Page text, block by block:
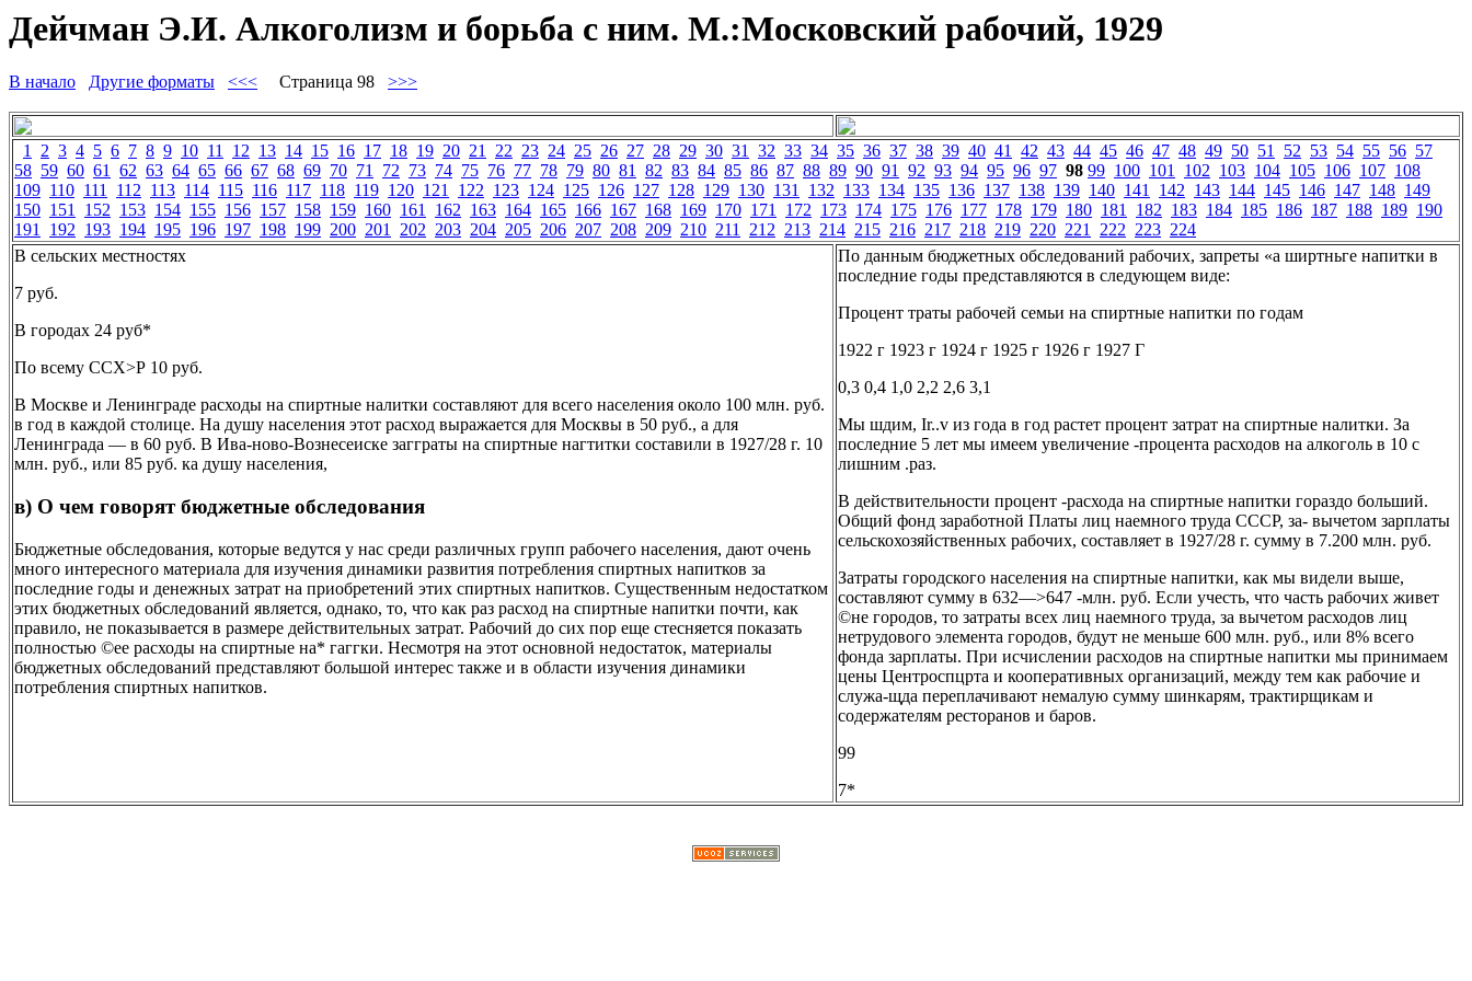
Дейчман Э.И. Алкоголизм и борьба с ним. М.:Московский рабочий, 1929
В начало Другие форматы <<< Страница 98 >>>
1 2 3 4 5 6 7 8 9 10 11 12 13 14 15 16 17 18 19 20 21 22 23 24 25 26 27 28 29 30 31 32 33 34 35 36 37 38 39 40 41 42 43 44 45 46 47 48 49 50 51 52 53 54 55 56 57
58 59 60 61 62 63 64 65 66 67 68 69 70 71 72 73 74 75 76 77 78 79 80 81 82 83 84 85 86 87 88 89 90 91 92 93 94 95 96 97 98 99 100 101 102 103 104 105 106 107 108
109 110 111 112 113 114 115 116 117 118 119 120 121 122 123 124 125 126 127 128 129 130 131 132 133 134 135 136 137 138 139 140 141 142 143 144 145 146 147 148 149
150 151 152 153 154 155 156 157 158 159 160 161 162 163 164 165 166 167 168 169 170 171 172 173 174 175 176 177 178 179 180 181 182 183 184 185 186 187 188 189 190
191 192 193 194 195 196 197 198 199 200 201 202 203 204 205 206 207 208 209 210 211 212 213 214 215 216 217 218 219 220 221 222 223 224
В сельских местностях
7 руб.
В городах 24 руб*
По всему ССХ>Р 10 руб.
В Москве и Ленинграде расходы на спиртные налитки составляют для всего населения около 100 млн. руб.
в год в каждой столице. На душу населения этот расход выражается для Москвы в 50 руб., а для
Ленинграда — в 60 руб. В Ива-ново-Вознесеиске загграты на спиртные нагтитки составили в 1927/28 г. 10
млн. руб., или 85 руб. ка душу населения,
в) О чем говорят бюджетные обследования
Бюджетные обследования, которые ведутся у нас среди различных групп рабочего населения, дают очень
много интересного материала для изучения динамики развития потребления спиртных напитков за
последние годы и денежных затрат на приобретений этих спиртных напитков. Существенным недостатком
этих бюджетных обследований является, однако, то, что как раз расход на спиртные напитки почти, как
правило, не показывается в размере действительных затрат. Рабочий до сих пор еще стесняется показать
полностью ©ее расходы на спиртные на* гаггки. Несмотря на этот основной недостаток, материалы
бюджетных обследований представляют большой интерес также и в области изучения динамики
потребления спиртных напитков.
По данным бюджетных обследований рабочих, запреты «а ширтньге напитки в
последние годы представляются в следующем виде:
Процент траты рабочей семьи на спиртные напитки по годам
1922 г 1923 г 1924 г 1925 г 1926 г 1927 Г
0,3 0,4 1,0 2,2 2,6 3,1
Мы шдим, Ir..v из года в год растет процент затрат на спиртные налитки. За
последние 5 лет мы имеем увеличение -процента расходов на алкоголь в 10 с
лишним .раз.
В действительности процент -расхода на спиртные напитки гораздо больший.
Общий фонд заработной Платы лиц наемного труда СССР, за- вычетом зарплаты
сельскохозяйственных рабочих, составляет в 1927/28 г. сумму в 7.200 млн. руб.
Затраты городского населения на спиртные напитки, как мы видели выше,
составляют сумму в 632—>647 -млн. руб. Если учесть, что часть рабочих живет
©не городов, то затраты всех лиц наемного труда, за вычетом расходов лиц
нетрудового элемента городов, будут не меньше 600 млн. руб., или 8% всего
фонда зарплаты. При исчислении расходов на спиртные напитки мы принимаем
цены Центроспцрта и кооперативных организаций, между тем как рабочие и
служа-щда переплачивают немалую сумму шинкарям, трактирщикам и
содержателям ресторанов и баров.
99
7*